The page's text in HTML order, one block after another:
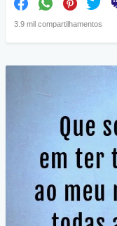
3.9 mil compartilhamentos